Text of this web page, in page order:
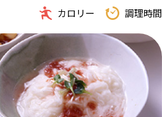
カロリー 調理時間